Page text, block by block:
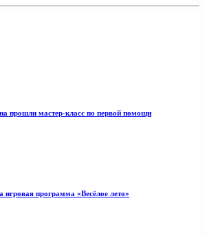
прошли мастер-класс по первой помощи
программа «Весёлое лето»